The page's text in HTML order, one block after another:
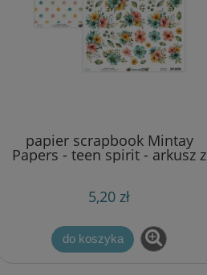
papier scrapbook Mintay
Papers - teen spirit - arkusz z
kwiatami
5,20 zł
do koszyka